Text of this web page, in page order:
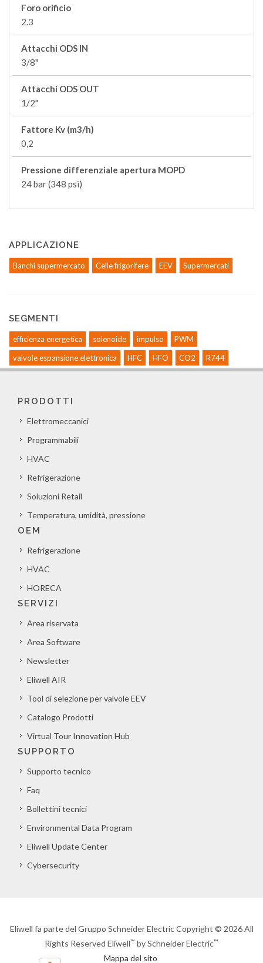
Foro orificio
2.3
Attacchi ODS IN
3/8"
Attacchi ODS OUT
1/2"
Fattore Kv (m3/h)
0,2
Pressione differenziale apertura MOPD
24 bar (348 psi)
APPLICAZIONE
Banchi supermercato Celle frigorifere EEV Supermercati
SEGMENTI
efficienza energetica solenoide impulso
PWM
valvole espansione elettronica
HFC HFO CO2 R744
PRODOTTI
Elettromeccanici
Programmabili
HVAC
Refrigerazione
Soluzioni Retail
Temperatura, umidità, pressione
OEM
Refrigerazione
HVAC
HORECA
SERVIZI
Area riservata
Area Software
Newsletter
Eliwell AIR
Tool di selezione per valvole EEV
Catalogo Prodotti
Virtual Tour Innovation Hub
SUPPORTO
Supporto tecnico
Faq
Bollettini tecnici
Environmental Data Program
Eliwell Update Center
Cybersecurity
Eliwell fa parte del Gruppo Schneider Electric Copyright © 2026 All
Rights Reserved Eliwell™ by Schneider Electric™
Mappa del sito